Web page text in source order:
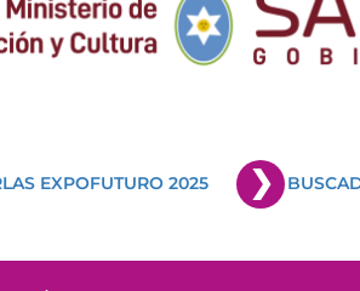
EXPOFUTURO 2025